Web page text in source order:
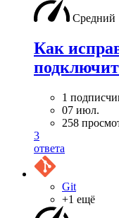
Средний
Как
1
07 июл.
258
3
ответа
Git
+1 ещё